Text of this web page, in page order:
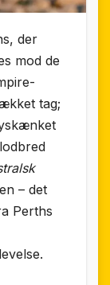
der
mod de
tag;
– det
Perths